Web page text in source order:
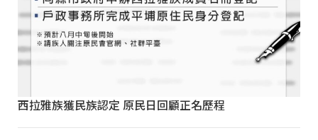
西拉雅族獲民族認定 原民日回顧正名歷程